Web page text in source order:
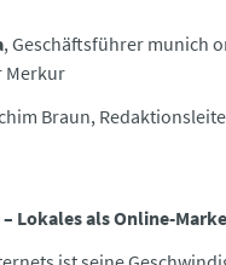
, Geschäftsführer munich
Merkur
Braun,
Lokales als Online-